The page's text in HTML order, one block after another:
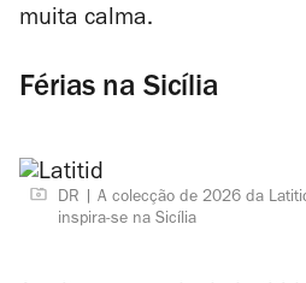
muita calma.
Férias na Sicília
DR
A colecção de 2026 da
inspira-se na Sicília